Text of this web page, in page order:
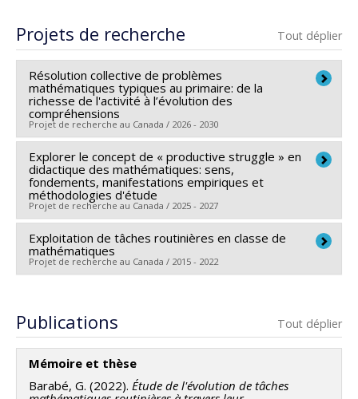
Projets de recherche Tout déplier
Résolution collective de problèmes
mathématiques typiques au primaire: de la
richesse de l'activité à l’évolution des
compréhensions
Projet de recherche au Canada / 2026 - 2030
Chercheur principal : Geneviève Barabé
Sources de financement :FRQSC/Fonds de recherche
du Québec - Société et culture (FQRSC)
Programmes de subvention :PV113813-(NP) Soutien
à la recherche pour la relève professorale
Explorer le concept de « productive struggle » en
didactique des mathématiques: sens,
fondements, manifestations empiriques et
méthodologies d'étude
Projet de recherche au Canada / 2025 - 2027
Chercheur principal : Geneviève Barabé
Sources de financement :CRSH/Conseil de recherches
en sciences humaines du Canada
institutionnelle du CRSH - Subventions d'exploration
Exploitation de tâches routinières en classe de
mathématiques
Projet de recherche au Canada / 2015 - 2022
Sources de financement :
FRQSC/Fonds de recherche
du Québec - Société et culture (FQRSC)
Programmes de subvention :
Publications Tout déplier
Mémoire et thèse
Barabé, G. (2022). Étude de l'évolution de tâches